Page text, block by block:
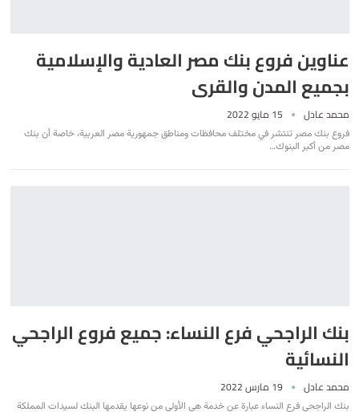
عناوين فروع بنك مصر العادية والإسلامية
بجميع المدن والقرى
محمد عادل 15 مايو 2022
فروع بنك مصر تنتشر في مختلف محافظات ومناطق جمهورية مصر العربية، خاصة أن بنك
مصر من أكبر البنوك…
بنك الراجحي فرع النساء: جميع فروع الراجحي
النسائية
محمد عادل 19 مارس 2022
بنك الراجحي فرع النساء عبارة عن خدمة هي الأولى من نوعها يقدمها البنك لسيدات المملكة